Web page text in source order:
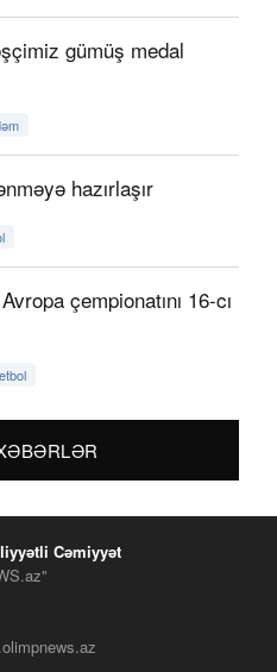
gümüş medal
hazırlaşır
çempionatını 16-cı
Cəmiyyət